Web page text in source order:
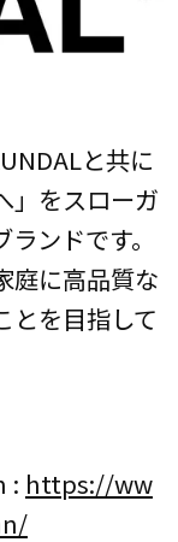
と共に
」をスローガ
ンドです。
庭に高品質な
とを目指して
: https://ww